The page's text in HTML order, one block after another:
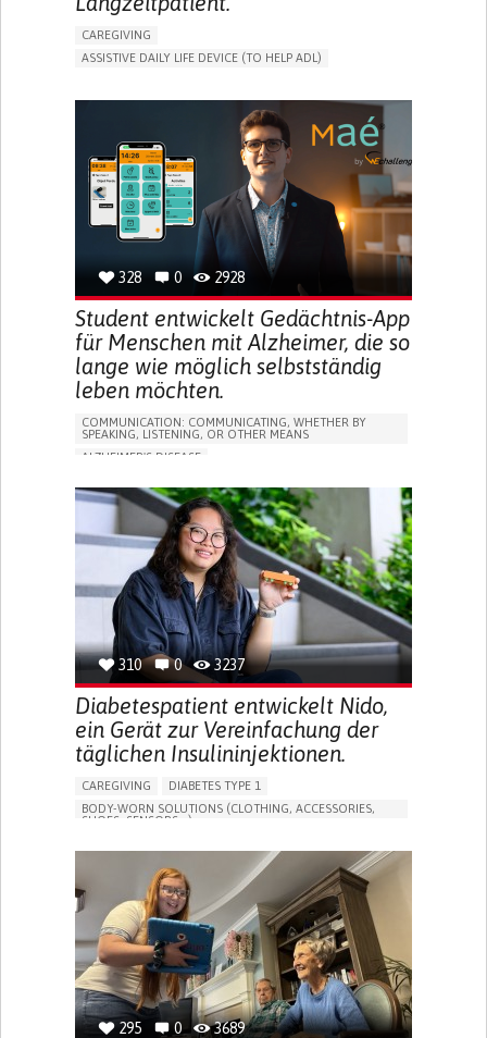
CAREGIVING
ASSISTIVE DAILY LIFE DEVICE (TO HELP ADL)
MAINTAINING BALANCE AND MOBILITY
PREVENTING (VACCINATION, PROTECTION, FALLS,
GENERAL AND FAMILY MEDICINE
CAREGIVER SUPPORT
UNITED STATES
328 0 2928
Student entwickelt Gedächtnis-App
für Menschen mit Alzheimer, die so
lange wie möglich selbstständig
leben möchten.
COMMUNICATION: COMMUNICATING, WHETHER BY
SPEAKING, LISTENING, OR OTHER MEANS
ALZHEIMER'S DISEASE
MEMORY LOSS
PROMOTING SELF-MANAGEMENT
MANAGING NEUROLOGICAL DISORDERS
CAREGIVING SUPPORT
GENERAL AND FAMILY MEDICINE
NEUROLOGY
FRANCE
310 0 3237
Diabetespatient entwickelt Nido,
ein Gerät zur Vereinfachung der
täglichen Insulininjektionen.
CAREGIVING
DIABETES TYPE 1
BODY-WORN SOLUTIONS (CLOTHING, ACCESSORIES,
SHOES, SENSORS...)
295 0 3689